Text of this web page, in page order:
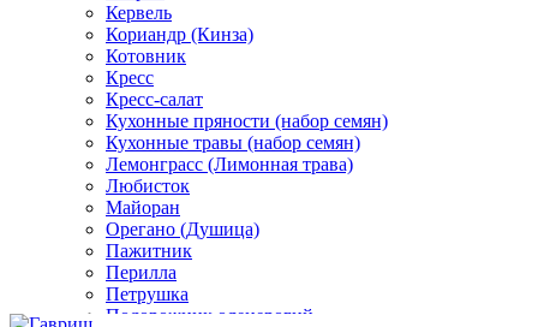
Кервель
Кориандр (Кинза)
Котовник
Кресс
Кресс-салат
Кухонные пряности (набор семян)
Кухонные травы (набор семян)
Лемонграсс (Лимонная трава)
Любисток
Майоран
Орегано (Душица)
Пажитник
Перилла
Петрушка
Подорожник оленерогий